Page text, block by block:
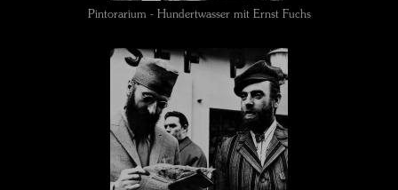
Pintorarium - Hundertwasser mit Ernst Fuchs